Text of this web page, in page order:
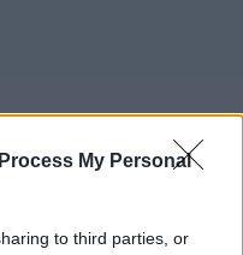
My Personal
to third parties, or